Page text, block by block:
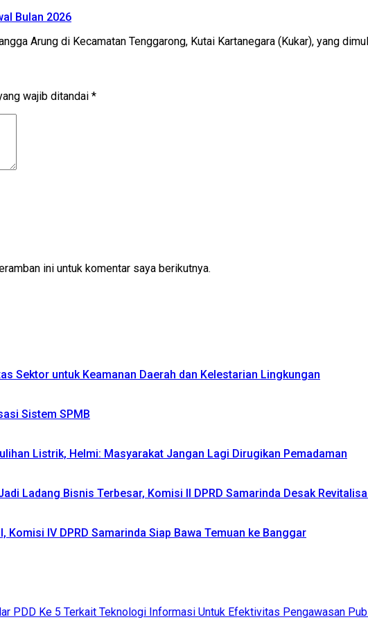
Bulan 2026
Arung di Kecamatan Tenggarong, Kutai Kartanegara (Kukar), yang
wajib ditandai *
ini untuk komentar saya berikutnya.
Sektor untuk Keamanan Daerah dan Kelestarian Lingkungan
Sistem SPMB
Listrik, Helmi: Masyarakat Jangan Lagi Dirugikan Pemadaman
Ladang Bisnis Terbesar, Komisi II DPRD Samarinda Desak
IV DPRD Samarinda Siap Bawa Temuan ke Banggar